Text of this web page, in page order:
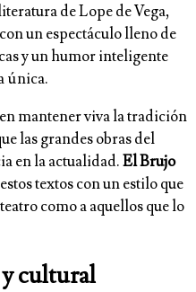
de Lope de Vega,
un espectáculo lleno de
y un humor inteligente
única.
mantener viva la tradición
las grandes obras del
en la actualidad.El Brujo
textos con un estilo que
como a aquellos que lo
cultural